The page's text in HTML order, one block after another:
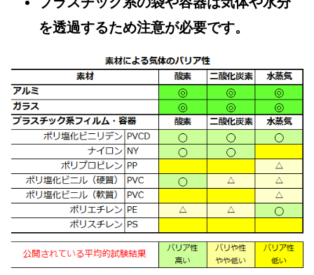
を透過するため注意が必要です。